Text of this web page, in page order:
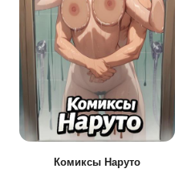
Комиксы Наруто